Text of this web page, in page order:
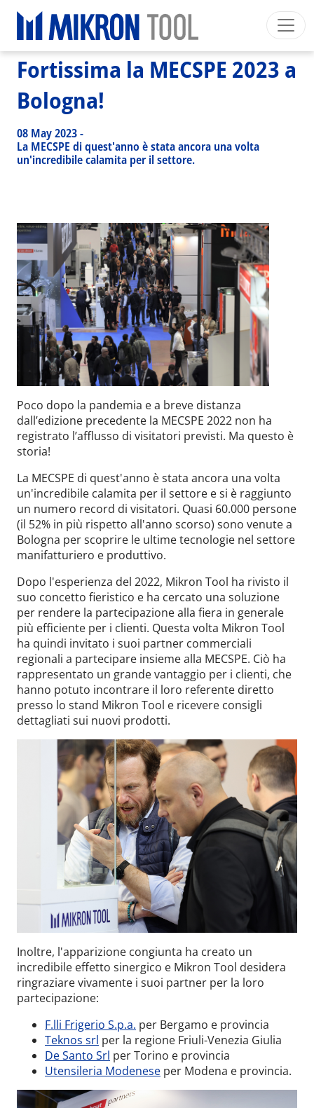
Mikron Group Automation Machining Tool
Italiano Area riservata Download
Main navigation
SETTORI INDUSTRIALI
PRODOTTI
INSIDE MIKRON TOOL
Breadcrumb
HOME > NEWS EVENTS > NEWS > FORTISSIMA LA MECSPE 2023 A BOLOGNA!
Fortissima la MECSPE 2023 a
Bologna!
08 May 2023-
La MECSPE di quest'anno è stata ancora una volta
un'incredibile calamita per il settore.
Poco dopo la pandemia e a breve distanza
dall’edizione precedente la MECSPE 2022 non ha
registrato l’afflusso di visitatori previsti. Ma questo è
storia!
La MECSPE di quest'anno è stata ancora una volta
un'incredibile calamita per il settore e si è raggiunto
un numero record di visitatori. Quasi 60.000 persone
(il 52% in più rispetto all'anno scorso) sono venute a
Bologna per scoprire le ultime tecnologie nel settore
manifatturiero e produttivo.
Dopo l'esperienza del 2022, Mikron Tool ha rivisto il
suo concetto fieristico e ha cercato una soluzione
per rendere la partecipazione alla fiera in generale
più efficiente per i clienti. Questa volta Mikron Tool
ha quindi invitato i suoi partner commerciali
regionali a partecipare insieme alla MECSPE. Ciò ha
rappresentato un grande vantaggio per i clienti, che
hanno potuto incontrare il loro referente diretto
presso lo stand Mikron Tool e ricevere consigli
dettagliati sui nuovi prodotti.
Inoltre, l'apparizione congiunta ha creato un
incredibile effetto sinergico e Mikron Tool desidera
ringraziare vivamente i suoi partner per la loro
partecipazione:
F.lli Frigerio S.p.a. per Bergamo e provincia
Teknos srl per la regione Friuli-Venezia Giulia
De Santo Srl per Torino e provincia
Utensileria Modenese per Modena e provincia.